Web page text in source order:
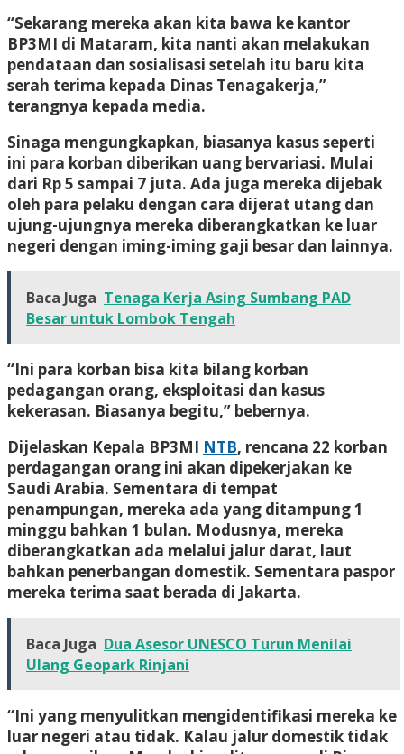
“Sekarang mereka akan kita bawa ke kantor
BP3MI di Mataram, kita nanti akan melakukan
pendataan dan sosialisasi setelah itu baru kita
serah terima kepada Dinas Tenagakerja,”
terangnya kepada media.
Sinaga mengungkapkan, biasanya kasus seperti
ini para korban diberikan uang bervariasi. Mulai
dari Rp 5 sampai 7 juta. Ada juga mereka dijebak
oleh para pelaku dengan cara dijerat utang dan
ujung-ujungnya mereka diberangkatkan ke luar
negeri dengan iming-iming gaji besar dan lainnya.
Baca Juga Tenaga Kerja Asing Sumbang PAD
Besar untuk Lombok Tengah
“Ini para korban bisa kita bilang korban
pedagangan orang, eksploitasi dan kasus
kekerasan. Biasanya begitu,” bebernya.
Dijelaskan Kepala BP3MI NTB, rencana 22 korban
perdagangan orang ini akan dipekerjakan ke
Saudi Arabia. Sementara di tempat
penampungan, mereka ada yang ditampung 1
minggu bahkan 1 bulan. Modusnya, mereka
diberangkatkan ada melalui jalur darat, laut
bahkan penerbangan domestik. Sementara paspor
mereka terima saat berada di Jakarta.
Baca Juga Dua Asesor UNESCO Turun Menilai
Ulang Geopark Rinjani
“Ini yang menyulitkan mengidentifikasi mereka ke
luar negeri atau tidak. Kalau jalur domestik tidak